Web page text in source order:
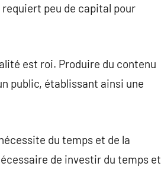
requiert peu de capital pour
est roi. Produire du contenu
public, établissant ainsi une
du temps et de la
de investir du temps et